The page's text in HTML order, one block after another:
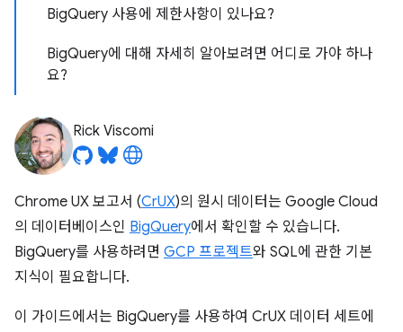
BigQuery 사용에 제한사항이 있나요?
BigQuery에 대해 자세히 알아보려면 어디로 가야 하나
요?
Rick Viscomi
Chrome UX 보고서 (CrUX)의 원시 데이터는 Google Cloud
의 데이터베이스인 BigQuery에서 확인할 수 있습니다.
BigQuery를 사용하려면 GCP 프로젝트와 SQL에 관한 기본
지식이 필요합니다.
이 가이드에서는 BigQuery를 사용하여 CrUX 데이터 세트에